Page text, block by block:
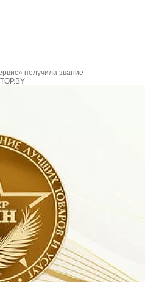
получила звание